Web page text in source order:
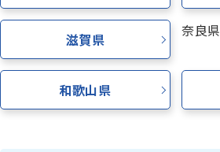
滋賀県 奈良県
和歌山県